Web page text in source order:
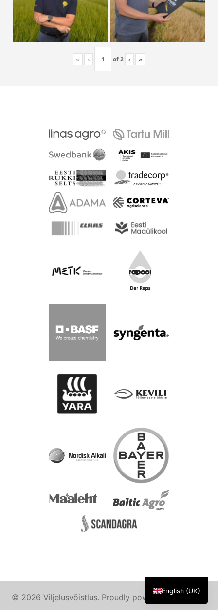
« ‹ of2 › »
© 2026 Viljelusvõistlus. Proudly powered by Sydney
English (UK)